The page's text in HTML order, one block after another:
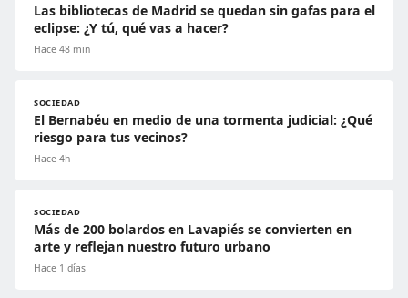
Las bibliotecas de Madrid se quedan sin gafas para el
eclipse: ¿Y tú, qué vas a hacer?
Hace 48 min
SOCIEDAD
El Bernabéu en medio de una tormenta judicial: ¿Qué
riesgo para tus vecinos?
Hace 4h
SOCIEDAD
Más de 200 bolardos en Lavapiés se convierten en
arte y reflejan nuestro futuro urbano
Hace 1 días